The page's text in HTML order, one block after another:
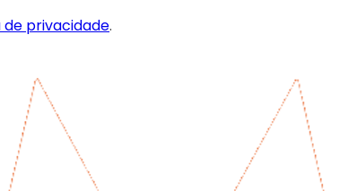
privacidade.